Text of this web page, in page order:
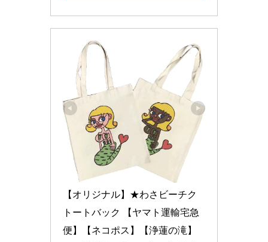
【オリジナル】★わさビーチク
トートバック 【ヤマト運輸宅急
便】【ネコポス】【浄蓮の滝】